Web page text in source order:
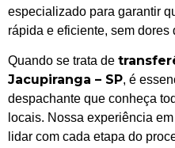
especializado para garantir
rápida e eficiente, sem dores
Quando se trata de
Jacupiranga – SP, é
despachante que conheça
locais. Nossa experiência
lidar com cada etapa do